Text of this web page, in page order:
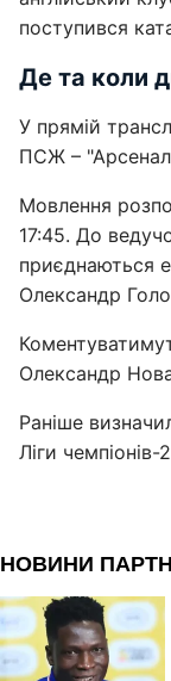
поступився
Де та коли
У прямій
ПСЖ –
Мовлення
17:45. До
приєднаються
Олександр
Олександр
Раніше
Ліги чемпіонів-